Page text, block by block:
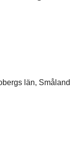
län, Småland